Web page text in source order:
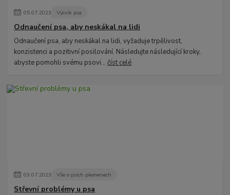
05.07.2023 Výcvik psa
Odnaučení psa, aby neskákal na lidi
Odnaučení psa, aby neskákal na lidi, vyžaduje trpělivost,
konzistenci a pozitivní posilování. Následujte následující kroky,
abyste pomohli svému psovi...číst celé
03.07.2023 Vše o psích plemenech
Střevní problémy u psa